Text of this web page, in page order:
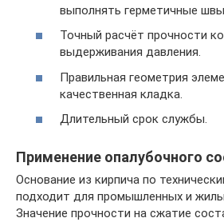
выполнять герметичные
Точный расчёт прочности
выдерживания давления.
Правильная геометрия
качественная кладка.
Длительный срок службы.
Применение опалубочного
Основание из кирпича по
подходит для промышленных и
Значение прочности на сжатие